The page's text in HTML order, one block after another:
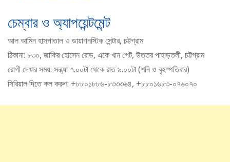
চেম্বার ও অ্যাপয়েন্টমেন্ট
আল আমিন হাসপাতাল ও ডায়াগনস্টিক সেন্টার, চট্টগ্রাম
ঠিকানা: ৮৩০, জাকির হোসেন রোড, একে খান গেট, উত্তর পাহাড়তলী, চট্টগ্রাম
রোগী দেখার সময়: সন্ধ্যা ৭.০০টা থেকে রাত ৯.০০টা (শনি ও বৃহস্পতিবার)
সিরিয়াল দিতে কল করুণ: +৮৮০১৮৮৬-৮৩৩৩৬৪, +৮৮০১৬৮৩-০৭৬০৭০